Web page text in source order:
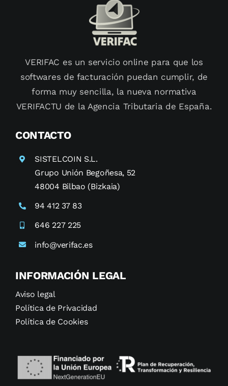
VERIFAC es un servicio online para que los
softwares de facturación puedan cumplir, de
forma muy sencilla, la nueva normativa
VERIFACTU de la Agencia Tributaria de España.
CONTACTO
SISTELCOIN S.L.
Grupo Unión Begoñesa, 52
48004 Bilbao (Bizkaia)
94 412 37 83
646 227 225
info@verifac.es
INFORMACIÓN LEGAL
Aviso legal
Política de Privacidad
Política de Cookies